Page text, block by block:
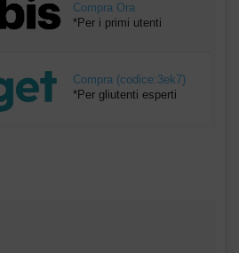
Compra Ora
*Per i primi utenti
Compra (codice:3ek7)
*Per gliutenti esperti